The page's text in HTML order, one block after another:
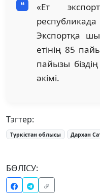
«Ет
Экспортқа
етінің 85
пайызы
әкімі.
Тэгтер:
Түркістан облысы Дархан
БӨЛІСУ: